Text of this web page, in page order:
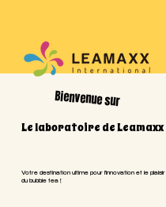
Bienvenue sur
Le laboratoire de Leamaxx
Votre destination ultime pour l'innovation et le plaisir
du bubble tea !